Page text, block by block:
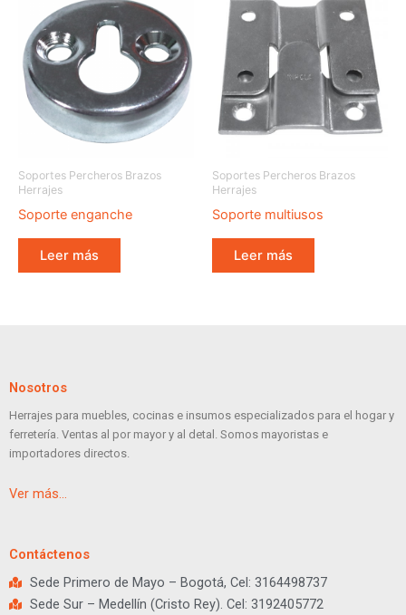
Soportes Percheros Brazos
Herrajes
Soporte enganche
Leer más
Soportes Percheros Brazos
Herrajes
Soporte multiusos
Leer más
Nosotros
Herrajes para muebles, cocinas e insumos especializados para el hogar y
ferretería. Ventas al por mayor y al detal. Somos mayoristas e
importadores directos.
Ver más…
Contáctenos
Sede Primero de Mayo – Bogotá, Cel: 3164498737
Sede Sur – Medellín (Cristo Rey). Cel: 3192405772